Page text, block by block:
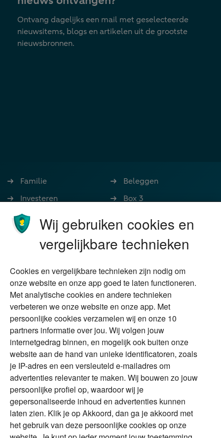
Ontvang dagelijks een mail met geselecteerde
nieuwsitems, blogs en artikelen uit de grootste
nieuwsbronnen.
Familie
Investeren
Ondernemen
Stoppen met werken
Wonen
Beleggen
Box 3
Nalatenschap
Schenken
Duurzaam
Vermogensplanning
Tweede huis in
buitenland
DGA
Erfenis
Over Financial Focus
Specialisten
Financial Focus
magazine
The Exit Years
Contact
Alles voor en over vermogenden.
Wij gebruiken cookies en
vergelijkbare technieken
Cookies en vergelijkbare technieken zijn nodig om
onze website en onze app goed te laten functioneren.
Met analytische cookies en andere technieken
verbeteren we onze website en onze app. Met
persoonlijke cookies verzamelen wij en onze 10
partners informatie over jou. Wij volgen jouw
internetgedrag binnen, en mogelijk ook buiten onze
website aan de hand van unieke identificatoren, zoals
je IP-adres en een versleuteld e-mailadres om
advertenties relevanter te maken. Wij bouwen zo jouw
persoonlijke profiel op, waardoor wij je
gepersonaliseerde inhoud en advertenties kunnen
laten zien. Klik je op Akkoord, dan ga je akkoord met
het gebruik van deze persoonlijke cookies op onze